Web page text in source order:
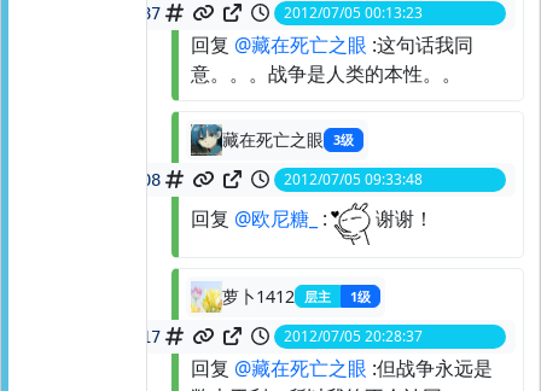
21517813387 2012/07/05 00:13:23
回复 @藏在死亡之眼 :这句话我同
意。。。战争是人类的本性。。
藏在死亡之眼 3级
21526553308 2012/07/05 09:33:48
回复 @欧尼糖_ : 谢谢！
萝卜1412 层主 1级
21549066217 2012/07/05 20:28:37
回复 @藏在死亡之眼 :但战争永远是